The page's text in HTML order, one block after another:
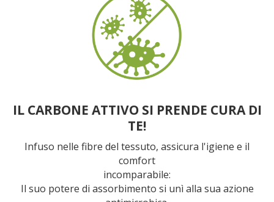
IL CARBONE ATTIVO SI PRENDE CURA DI
TE!
Infuso nelle fibre del tessuto, assicura l'igiene e il
comfort
incomparabile:
Il suo potere di assorbimento si unì alla sua azione